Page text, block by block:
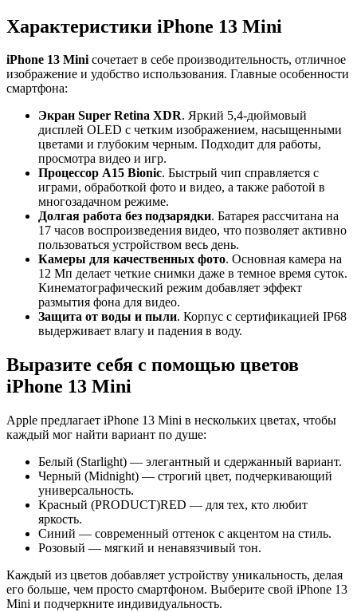
Характеристики iPhone 13 Mini
iPhone 13 Miniсочетает в себе производительность, отличное
изображение и удобство использования. Главные особенности
смартфона:
Экран Super Retina XDR. Яркий 5,4-дюймовый
дисплей OLED с четким изображением, насыщенными
цветами и глубоким черным. Подходит для работы,
просмотра видео и игр.
Процессор A15 Bionic. Быстрый чип справляется с
играми, обработкой фото и видео, а также работой в
многозадачном режиме.
Долгая работа без подзарядки. Батарея рассчитана на
17 часов воспроизведения видео, что позволяет активно
пользоваться устройством весь день.
Камеры для качественных фото. Основная камера на
12 Мп делает четкие снимки даже в темное время суток.
Кинематографический режим добавляет эффект
размытия фона для видео.
Защита от воды и пыли. Корпус с сертификацией IP68
выдерживает влагу и падения в воду.
Выразите себя с помощью цветов
iPhone 13 Mini
Apple предлагает iPhone 13 Mini в нескольких цветах, чтобы
каждый мог найти вариант по душе:
Белый (Starlight) — элегантный и сдержанный вариант.
Черный (Midnight) — строгий цвет, подчеркивающий
универсальность.
Красный (PRODUCT)RED — для тех, кто любит
яркость.
Синий — современный оттенок с акцентом на стиль.
Розовый — мягкий и ненавязчивый тон.
Каждый из цветов добавляет устройству уникальность, делая
его больше, чем просто смартфоном. Выберите свой iPhone 13
Mini и подчеркните индивидуальность.